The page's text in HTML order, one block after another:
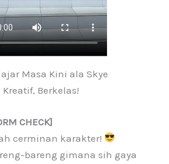
Masa Kini ala Skye
Berkelas!
CHECK]
cerminan karakter!
bareng gimana sih gaya